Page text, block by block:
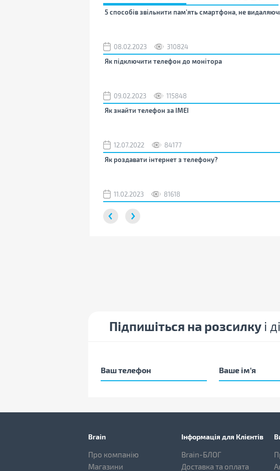
5 способів звільнити пам’ять смартфона, не
08.02.2023
310824
Як підключити телефон до монітора
09.02.2023
115848
Як знайти телефон за IMEI
12.07.2022
84177
Як роздавати інтернет з телефону?
11.02.2023 81618
Підпишіться на розсилку і
Brain
Про компанію
Магазини
Інформація для Клієнтів
Brain-БЛОГ
Доставка та оплата